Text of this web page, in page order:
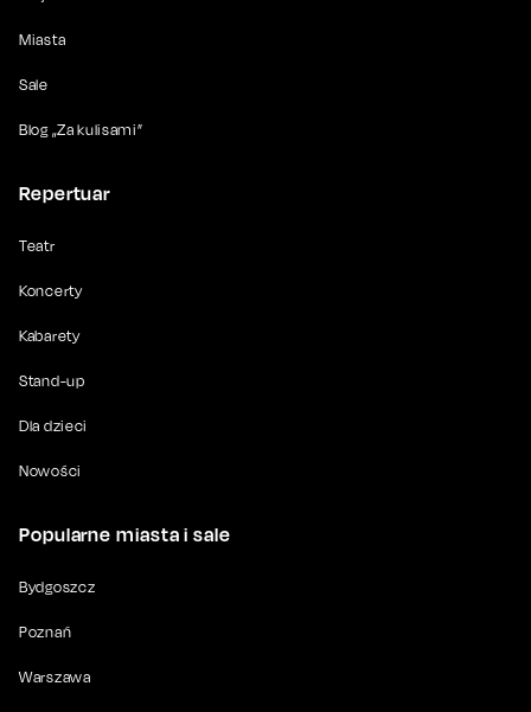
Miasta
Sale
Blog „Za kulisami”
Repertuar
Teatr
Koncerty
Kabarety
Stand-up
Dla dzieci
Nowości
Popularne miasta i sale
Bydgoszcz
Poznań
Warszawa